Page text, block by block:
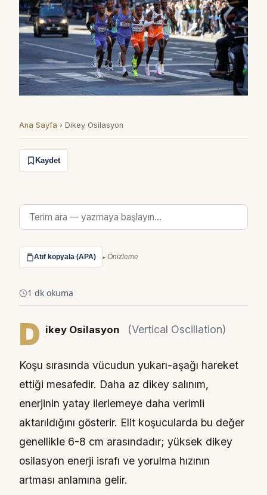
Ana Sayfa › Dikey Osilasyon
Kaydet
Atıf kopyala (APA) Önizleme
1 dk okuma
D ikey Osilasyon (Vertical Oscillation)
Koşu sırasında vücudun yukarı-aşağı hareket
ettiği mesafedir. Daha az dikey salınım,
enerjinin yatay ilerlemeye daha verimli
aktarıldığını gösterir. Elit koşucularda bu değer
genellikle 6-8 cm arasındadır; yüksek dikey
osilasyon enerji israfı ve yorulma hızının
artması anlamına gelir.